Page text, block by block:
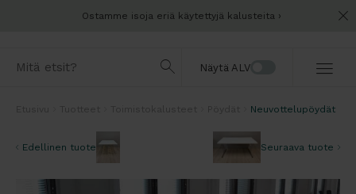
Ostamme isoja eriä käytettyjä kalusteita
Näytä ALV
Neuvottelupöydät
Edellinen tuote Seuraava tuote